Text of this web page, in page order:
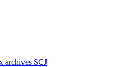
archives SCJ